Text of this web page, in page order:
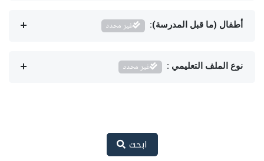
أطفال (ما قبل المدرسة): غير محدد
نوع الملف التعليمي : غير محدد
ابحث